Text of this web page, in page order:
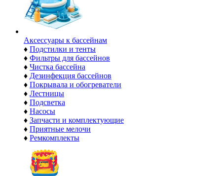
Аксессуары к бассейнам
♦ Подстилки и тенты
♦ Фильтры для бассейнов
♦ Чистка бассейна
♦ Дезинфекция бассейнов
♦ Покрывала и обогреватели
♦ Лестницы
♦ Подсветка
♦ Насосы
♦ Запчасти и комплектующие
♦ Приятные мелочи
♦ Ремкомплекты